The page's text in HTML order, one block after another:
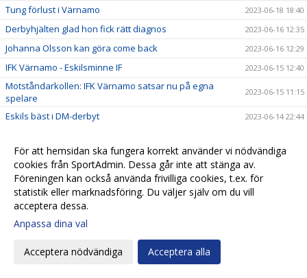
Tung förlust i Värnamo 2023-06-18 18:40
Derbyhjälten glad hon fick rätt diagnos 2023-06-16 12:35
Johanna Olsson kan göra come back 2023-06-16 12:29
IFK Värnamo - Eskilsminne IF 2023-06-15 12:40
Motståndarkollen: IFK Värnamo satsar nu på egna
spelare
2023-06-15 11:15
Eskils bäst i DM-derbyt 2023-06-14 22:44
”Jasse” extremt taggad inför HIF-matchen 2023-06-13 21:16
DM: Helsingborgs IF - Eskilsminne IF 2023-06-12 16:27
Eskils vann tuff match mot Lödöse Nygård 2023-06-10 19:57
Eskilscoachen: ”Vi fokuserar på vårt spel"
Eskilsminne IF - Lödöse Nygård IK
Motståndarkollen: Lödöse Nygård kastar inte in
handduken
För att hemsidan ska fungera korrekt använder vi nödvändiga
cookies från SportAdmin. Dessa går inte att stänga av.
Föreningen kan också använda frivilliga cookies, t.ex. för
statistik eller marknadsföring. Du väljer själv om du vill
acceptera dessa.
Anpassa dina val
Acceptera nödvändiga Acceptera alla